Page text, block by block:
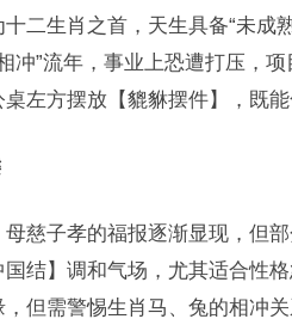
二生肖之首，天生具备“未
冲”流年，事业上恐遭打压，
左方摆放【貔貅摆件】，既能
慈子孝的福报逐渐显现，但
结】调和气场，尤其适合性
，但需警惕生肖马、兔的相冲